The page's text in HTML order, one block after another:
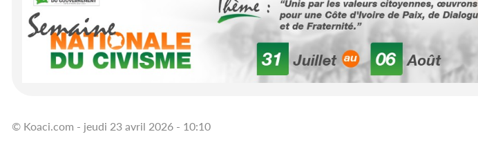
© Koaci.com - jeudi 23 avril 2026 - 10:10